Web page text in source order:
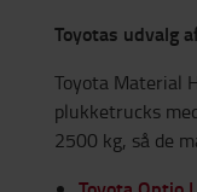
Toyotas udvalg
Toyota Material
plukketrucks
2500 kg, så de